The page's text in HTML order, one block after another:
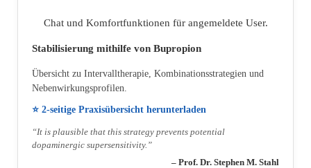
Chat und Komfortfunktionen für angemeldete User.
Stabilisierung mithilfe von Bupropion
Übersicht zu Intervalltherapie, Kombinationsstrategien und
Nebenwirkungsprofilen.
⭐ 2‑seitige Praxisübersicht herunterladen
“It is plausible that this strategy prevents potential
dopaminergic supersensitivity.”
– Prof. Dr. Stephen M. Stahl